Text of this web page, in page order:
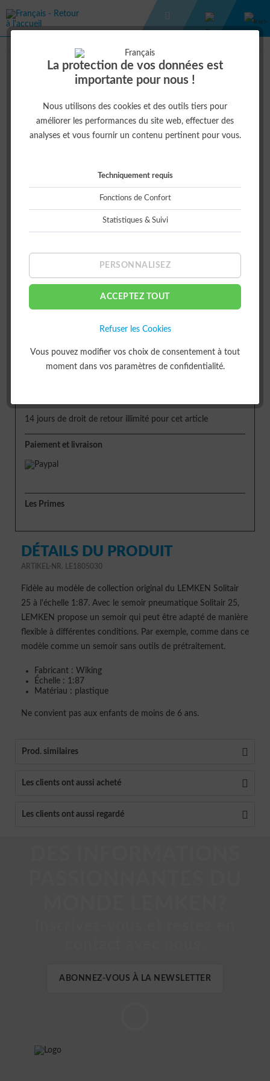
La protection de vos données est
importante pour nous !
Nous utilisons des cookies et des outils tiers pour
améliorer les performances du site web, effectuer des
analyses et vous fournir un contenu pertinent pour vous.
Techniquement requis
Fonctions de Confort
Statistiques & Suivi
PERSONNALISEZ
ACCEPTEZ TOUT
Refuser les Cookies
Vous pouvez modifier vos choix de consentement à tout
moment dans vos paramètres de confidentialité.
SOLITAIR 25
Livraison
Délai de livraison env. 5 jours
14 jours de droit de retour illimité pour cet article
Paiement et livraison
Les Primes
DÉTAILS DU PRODUIT
ARTIKEL-NR. LE1805030
Fidèle au modèle de collection original du LEMKEN Solitair
25 à l'échelle 1:87. Avec le semoir pneumatique Solitair 25,
LEMKEN propose un semoir qui peut être adapté de manière
flexible à différentes conditions. Par exemple, comme dans ce
modèle comme un semoir sans outils de prétraitement.
Fabricant : Wiking
Échelle : 1:87
Matériau : plastique
Ne convient pas aux enfants de moins de 6 ans.
Prod. similaires
Les clients ont aussi acheté
Les clients ont aussi regardé
ABONNEZ-VOUS À LA NEWSLETTER